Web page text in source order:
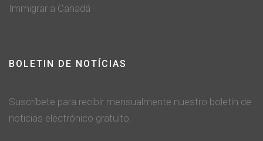
Immigrar a Canadá
BOLETIN DE NOTÍCIAS
Suscríbete para recibir mensualmente nuestro boletín de
noticias electrónico gratuito.